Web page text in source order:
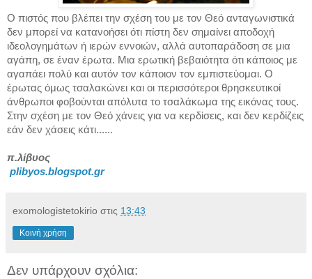
Ο πιστός που βλέπει την σχέση του με τον Θεό ανταγωνιστικά
δεν μπορεί να κατανοήσει ότι πίστη δεν σημαίνει αποδοχή
ιδεολογημάτων ή ιερών εννοιών, αλλά αυτοπαράδοση σε μια
αγάπη, σε έναν έρωτα. Μια ερωτική βεβαιότητα ότι κάποιος με
αγαπάει πολύ και αυτόν τον κάποιον τον εμπιστεύομαι. Ο
έρωτας όμως τσαλακώνει και οι περισσότεροι θρησκευτικοί
άνθρωποι φοβούνται απόλυτα το τσαλάκωμα της εικόνας τους.
Στην σχέση με τον Θεό χάνεις για να κερδίσεις, και δεν κερδίζεις
εάν δεν χάσεις κάτι......
π.λίβυος
plibyos.blogspot.gr
exomologistetokirio στις 13:43
Κοινή χρήση
Δεν υπάρχουν σχόλια: